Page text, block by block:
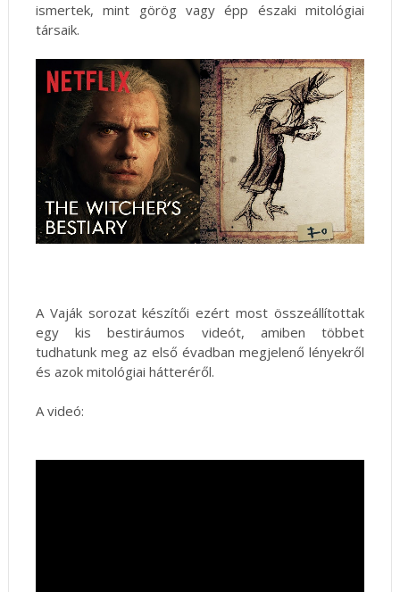
ismertek, mint görög vagy épp északi mitológiai
társaik.
A Vaják sorozat készítői ezért most összeállítottak
egy kis bestiráumos videót, amiben többet
tudhatunk meg az első évadban megjelenő lényekről
és azok mitológiai hátteréről.
A videó: